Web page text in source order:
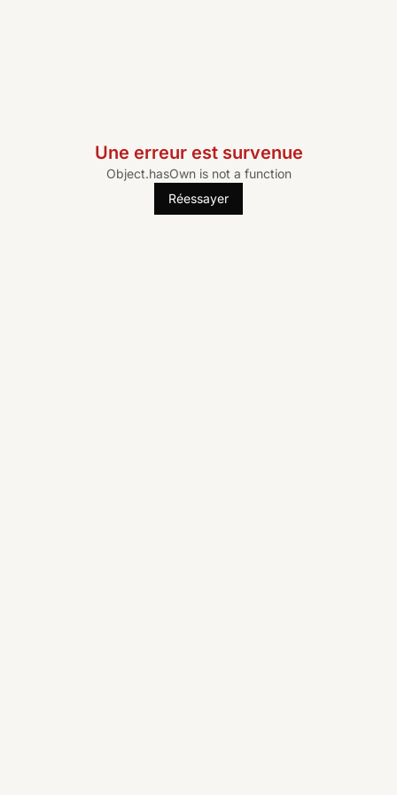
Une erreur est survenue
Object.hasOwn is not a function
Réessayer